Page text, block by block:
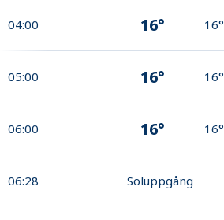
04:00 16° 16°
05:00 16° 16°
06:00 16° 16°
06:28 Soluppgång